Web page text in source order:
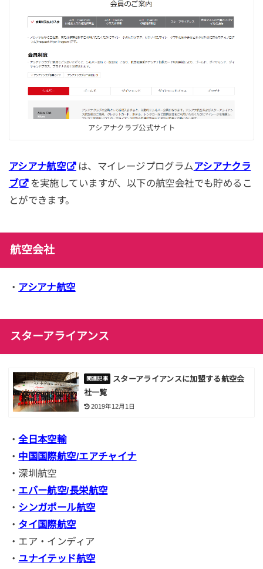
アシアナクラブ公式サイト
アシアナ航空 は、マイレージプログラム アシアナクラ
ブ
を実施していますが、以下の航空会社でも貯めるこ
とができます。
航空会社
・ アシアナ航空
スターアライアンス
スターアライアンスに加盟する航空会
社一覧
2019年12月1日
・全日本空輸
・ 中国国際航空/エアチャイナ
・深圳航空
・ エバー航空/長栄航空
・ シンガポール航空
・ タイ国際航空
・エア・インディア
・ ユナイテッド航空